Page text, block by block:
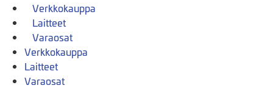
Verkkokauppa
Laitteet
Varaosat
Verkkokauppa
Laitteet
Varaosat